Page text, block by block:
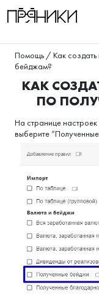
Помощь / Как
бейджам?
КАК
ПО
На странице
выберите